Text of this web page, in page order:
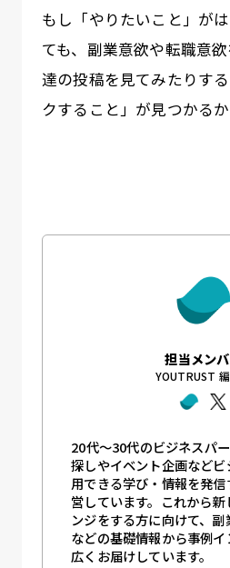
もし「やりたいこと」が
ても、副業意欲や転職意
達の投稿を見てみたりす
クすること」が見つかる
担当メン
YOUTRUST
20代〜30代のビジネスパ
探しやイベント企画など
用できる学び・情報を発
営しています。これから
ンジをする方に向けて、
などの基礎情報から事例
広くお届けしています。